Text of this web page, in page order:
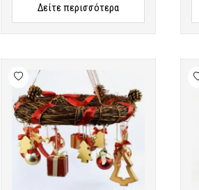
Δείτε περισσότερα